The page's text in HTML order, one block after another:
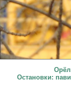
Остановки: